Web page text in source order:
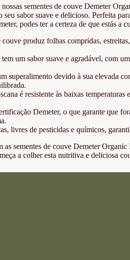
sementes de couve Demeter
sabor suave e delicioso. Perfeita
podes ter a certeza de que estás a
couve produz folhas compridas,
um sabor suave e agradável, com
superalimento devido à sua elevada
é resistente às baixas
Demeter, o que garante que
livres de pesticidas e químicos,
sementes de couve Demeter
a colher esta nutritiva e deliciosa